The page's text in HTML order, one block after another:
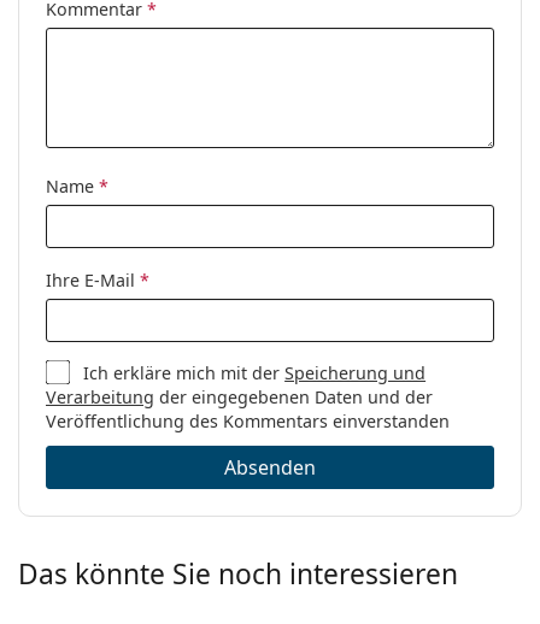
werden.
Kommentar *
Name *
Ihre E-Mail *
Ich erkläre mich mit derSpeicherung und
Verarbeitung der eingegebenen Daten und der
Veröffentlichung des Kommentars einverstanden
Absenden
Das könnte Sie noch interessieren